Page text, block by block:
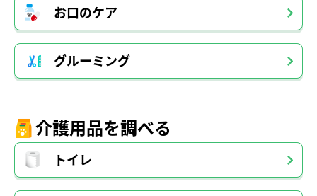
お口のケア
グルーミング
介護用品を調べる
トイレ